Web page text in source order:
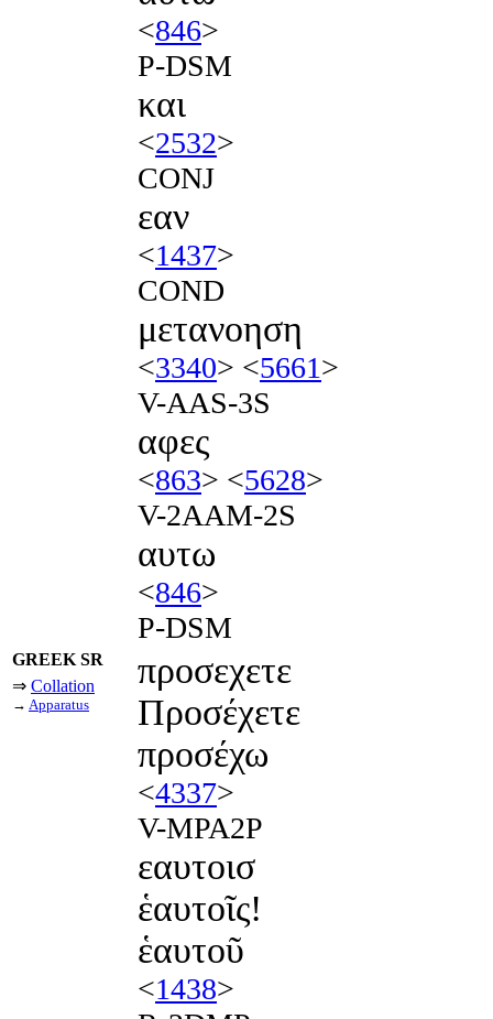
<846>
P-DSM
και
<2532>
CONJ
εαν
<1437>
COND
μετανοηση
<3340> <5661>
V-AAS-3S
αφες
<863> <5628>
V-2AAM-2S
αυτω
<846>
P-DSM
GREEK SR
⇒ Collation
→ Apparatus
προσεχετε
Προσέχετε
προσέχω
<4337>
V-MPA2P
εαυτοισ
ἑαυτοῖς!
ἑαυτοῦ
<1438>